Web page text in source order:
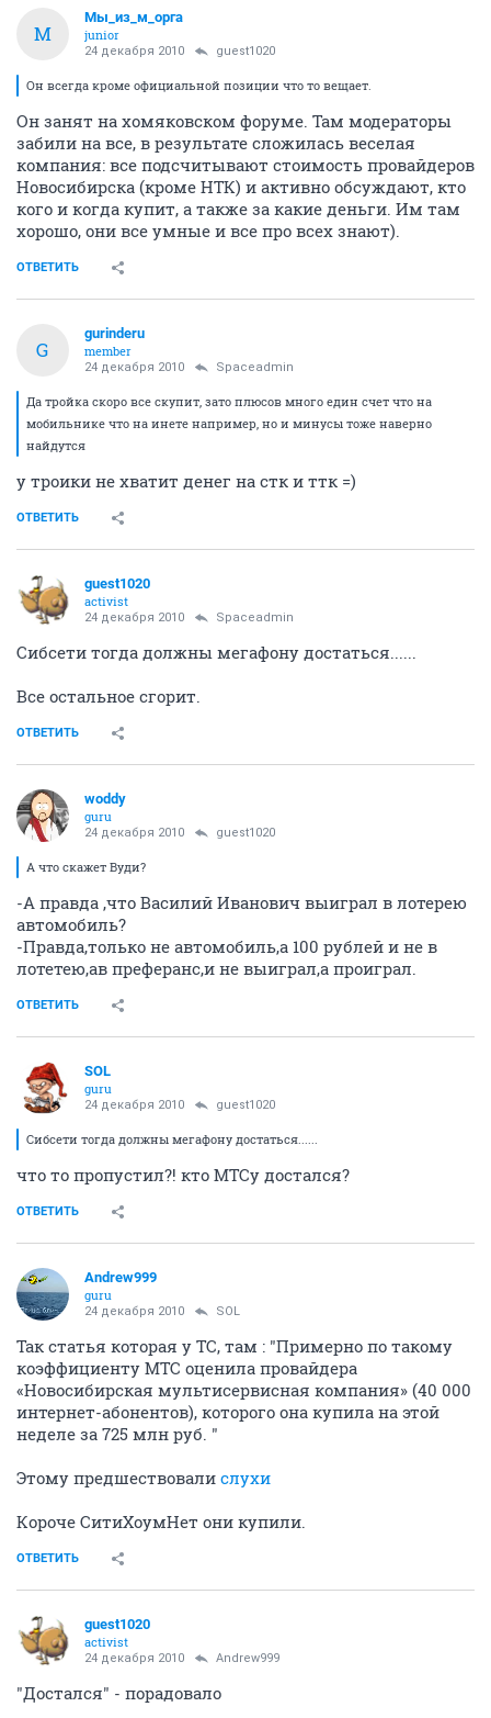
М
Мы_из_м_орга
junior
24 декабря 2010 guest1020
Он всегда кроме официальной позиции что то вещает.
Он занят на хомяковском форуме. Там модераторы
забили на все, в результате сложилась веселая
компания: все подсчитывают стоимость провайдеров
Новосибирска (кроме НТК) и активно обсуждают, кто
кого и когда купит, а также за какие деньги. Им там
хорошо, они все умные и все про всех знают).
ОТВЕТИТЬ
G
gurinderu
member
24 декабря 2010 Spaceadmin
Да тройка скоро все скупит, зато плюсов много един счет что на
мобильнике что на инете например, но и минусы тоже наверно
найдутся
у троики не хватит денег на стк и ттк =)
ОТВЕТИТЬ
guest1020
activist
24 декабря 2010 Spaceadmin
Сибсети тогда должны мегафону достаться......
Все остальное сгорит.
ОТВЕТИТЬ
woddy
guru
24 декабря 2010 guest1020
А что скажет Вуди?
-А правда ,что Василий Иванович выиграл в лотерею
автомобиль?
-Правда,только не автомобиль,а 100 рублей и не в
лотетею,ав преферанс,и не выиграл,а проиграл.
ОТВЕТИТЬ
SOL
guru
24 декабря 2010 guest1020
Сибсети тогда должны мегафону достаться......
что то пропустил?! кто МТСу достался?
ОТВЕТИТЬ
Andrew999
guru
24 декабря 2010 SOL
Так статья которая у ТС, там : "Примерно по такому
коэффициенту МТС оценила провайдера
«Новосибирская мультисервисная компания» (40 000
интернет-абонентов), которого она купила на этой
неделе за 725 млн руб. "
Этому предшествовали слухи
Короче СитиХоумНет они купили.
ОТВЕТИТЬ
guest1020
activist
24 декабря 2010 Andrew999
"Достался" - порадовало